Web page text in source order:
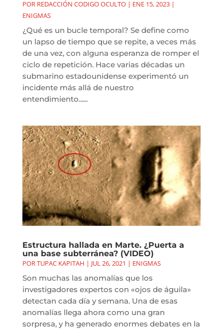
POR REDACCIÓN CODIGO OCULTO| ENE 15, 2023|
ENIGMAS
¿Qué es un bucle temporal? Se define como
un lapso de tiempo que se repite, a veces más
de una vez, con alguna esperanza de romper el
ciclo de repetición. Hace varias décadas un
submarino estadounidense experimentó un
incidente más allá de nuestro
entendimiento......
Estructura hallada en Marte. ¿Puerta a
una base subterránea? (VIDEO)
PORTUPAC KAPITAH | JUL 26, 2021 | ENIGMAS
Son muchas las anomalías que los
investigadores expertos con «ojos de águila»
detectan cada día y semana. Una de esas
anomalías llega ahora como una gran
sorpresa, y ha generado enormes debates en la